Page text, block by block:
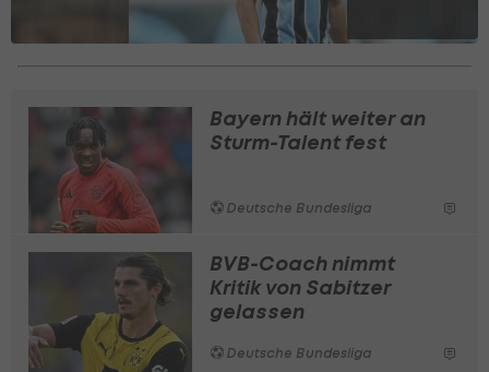
Bayern hält weiter an
Sturm-Talent fest
Deutsche Bundesliga
BVB-Coach nimmt
Kritik von Sabitzer
gelassen
Deutsche Bundesliga